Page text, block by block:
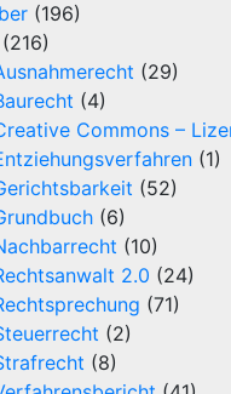
(196)
(216)
(29)
(4)
Commons –
(1)
(52)
(6)
(10)
2.0 (24)
(71)
(2)
(8)